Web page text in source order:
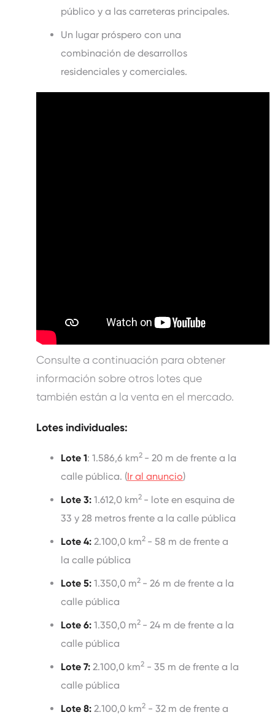
público y a las carreteras principales.
Un lugar próspero con una
combinación de desarrollos
residenciales y comerciales.
Consulte a continuación para obtener
información sobre otros lotes que
también están a la venta en el mercado.
Lotes individuales:
Lote 1: 1.586,6 km2 - 20 m de frente a la
calle pública. (Ir al anuncio)
Lote 3: 1.612,0 km2 - lote en esquina de
33 y 28 metros frente a la calle pública
Lote 4: 2.100,0 km2 - 58 m de frente a
la calle pública
Lote 5: 1.350,0 m2 - 26 m de frente a la
calle pública
Lote 6: 1.350,0 m2 - 24 m de frente a la
calle pública
Lote 7: 2.100,0 km2 - 35 m de frente a la
calle pública
Lote 8: 2.100,0 km2 - 32 m de frente a